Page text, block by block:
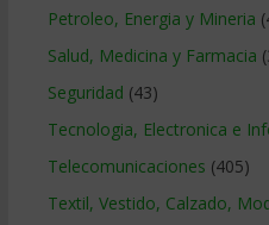
Petroleo, Energia y Mineria
Salud, Medicina y Farmacia
Seguridad (43)
Tecnologia, Electronica e
Telecomunicaciones (405)
Textil, Vestido, Calzado,